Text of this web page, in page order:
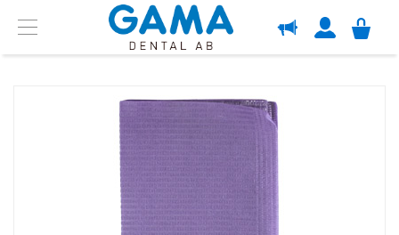
Menu
OM GAMA